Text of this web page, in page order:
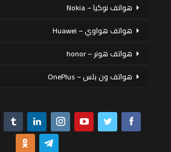
هواتف نوكيا – Nokia
هواتف هواوي – Huawei
هواتف هونر – honor
هواتف ون بلس – OnePlus